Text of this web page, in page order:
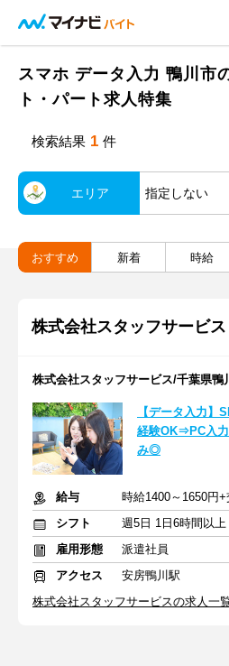
スマホ データ入力 鴨川市
ト・パート求人特集
検索結果 1 件
エリア 指定しない
おすすめ 新着 時給
株式会社スタッフサービス
株式会社スタッフサービス/千葉県鴨
【データ入力
経験OK⇒PC入
み◎
給与
時給1400～1650円
シフト
週5日 1日6時間以上
雇用形態
派遣社員
アクセス
安房鴨川駅
株式会社スタッフサービスの求人一